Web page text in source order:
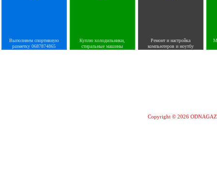
Выполняем спортивную
разметку 0687874865
Куплю холодильники,
стиральные машины
Ремонт и настройка
компьютеров и ноутбу
Copyright © 2026